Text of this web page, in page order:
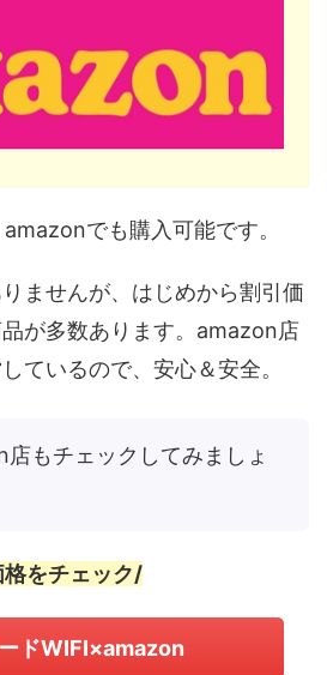
でも購入可能です。
ませんが、はじめから割引価
が多数あります。amazon店
ているので、安心＆安全。
もチェックしてみましょ
をチェック/
ドWIFI×amazon